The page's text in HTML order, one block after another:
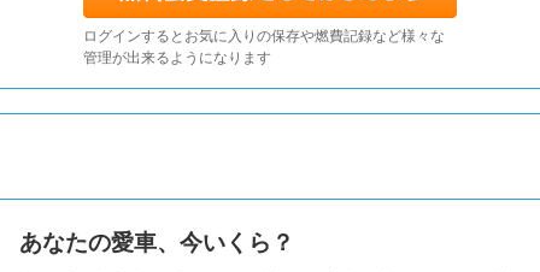
ログインするとお気に入りの保存や燃費記録など様々な
管理が出来るようになります
あなたの愛車、今いくら？